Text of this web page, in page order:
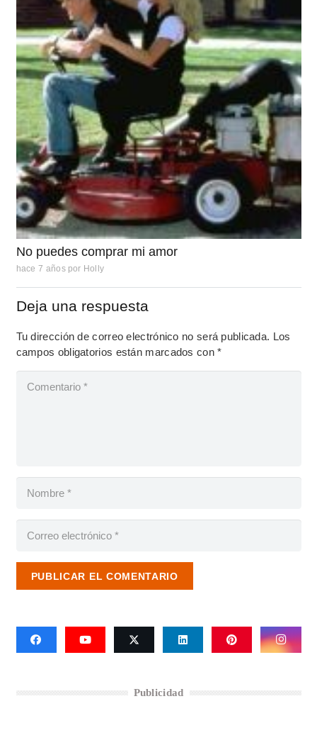
No puedes comprar mi amor
hace 7 años por Holly
Deja una respuesta
Tu dirección de correo electrónico no será publicada. Los
campos obligatorios están marcados con*
PUBLICAR EL COMENTARIO
Publicidad